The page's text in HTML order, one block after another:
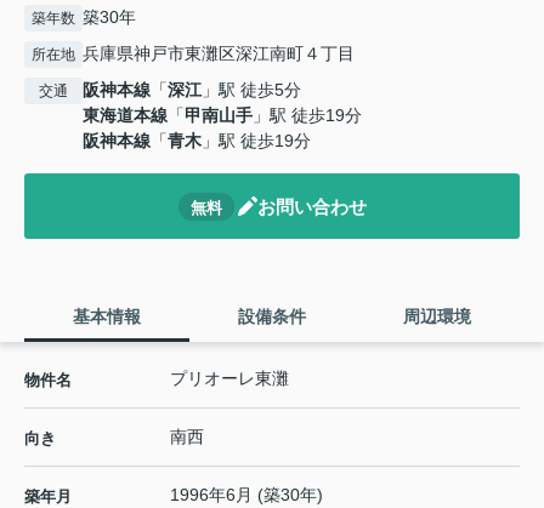
築年数 築30年
所在地 兵庫県神戸市東灘区深江南町４丁目
交通 阪神本線 「深江」駅 徒歩5分
東海道本線 「甲南山手 」駅 徒歩19分
阪神本線 「青木 」駅 徒歩19分
無料 お問い合わせ
基本情報 設備条件 周辺環境
物件名 プリオーレ東灘
向き 南西
築年月 1996年6月 (築30年)